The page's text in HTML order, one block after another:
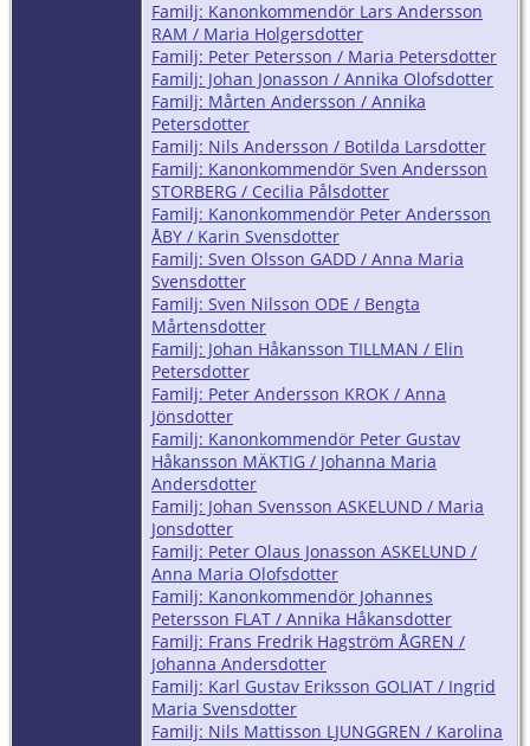
Familj: Kanonkommendör Lars Andersson
RAM / Maria Holgersdotter
Familj: Peter Petersson / Maria Petersdotter
Familj: Johan Jonasson / Annika Olofsdotter
Familj: Mårten Andersson / Annika
Petersdotter
Familj: Nils Andersson / Botilda Larsdotter
Familj: Kanonkommendör Sven Andersson
STORBERG / Cecilia Pålsdotter
Familj: Kanonkommendör Peter Andersson
ÅBY / Karin Svensdotter
Familj: Sven Olsson GADD / Anna Maria
Svensdotter
Familj: Sven Nilsson ODE / Bengta
Mårtensdotter
Familj: Johan Håkansson TILLMAN / Elin
Petersdotter
Familj: Peter Andersson KROK / Anna
Jönsdotter
Familj: Kanonkommendör Peter Gustav
Håkansson MÄKTIG / Johanna Maria
Andersdotter
Familj: Johan Svensson ASKELUND / Maria
Jonsdotter
Familj: Peter Olaus Jonasson ASKELUND /
Anna Maria Olofsdotter
Familj: Kanonkommendör Johannes
Petersson FLAT / Annika Håkansdotter
Familj: Frans Fredrik Hagström ÅGREN /
Johanna Andersdotter
Familj: Karl Gustav Eriksson GOLIAT / Ingrid
Maria Svensdotter
Familj: Nils Mattisson LJUNGGREN / Karolina